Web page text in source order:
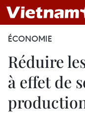
ÉCONOMIE
Réduire
à effet de